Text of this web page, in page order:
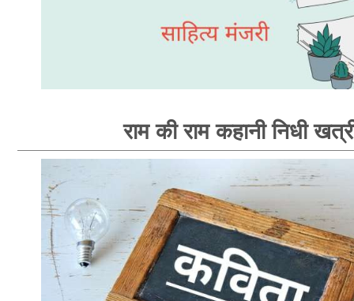
राम की राम कहानी निधी